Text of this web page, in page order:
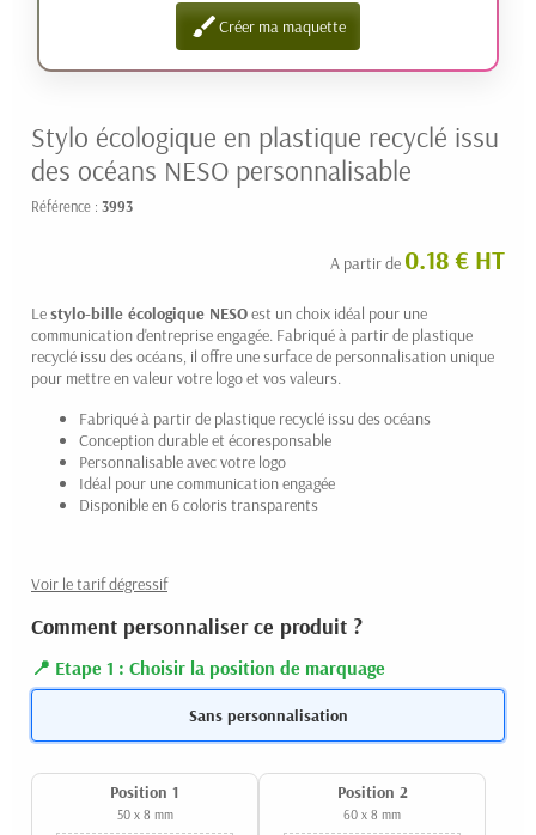
brushCréer ma maquette
Stylo écologique en plastique recyclé issu
des océans NESO personnalisable
Référence : 3993
A partir de 0.18 € HT
Lestylo-bille écologique NESOest un choix idéal pour une
communication d'entreprise engagée. Fabriqué à partir de plastique
recyclé issu des océans, il offre une surface de personnalisation unique
pour mettre en valeur votre logo et vos valeurs.
Fabriqué à partir de plastique recyclé issu des océans
Conception durable et écoresponsable
Personnalisable avec votre logo
Idéal pour une communication engagée
Disponible en 6 coloris transparents
Voir le tarif dégressif
Comment personnaliser ce produit ?
Etape 1 : Choisir la position de marquage
Sans personnalisation
Position 1
50 x 8 mm
Position 2
60 x 8 mm